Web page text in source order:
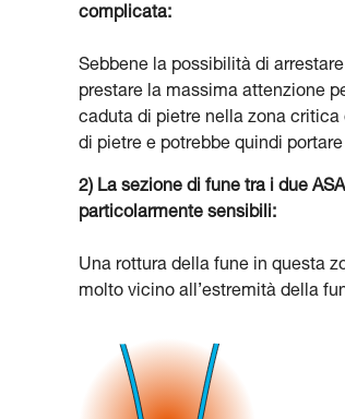
complicata:
Sebbene la possibilità di
prestare la massima attenzione
caduta di pietre nella zona
di pietre e potrebbe quindi
2) La sezione di fune tra i due
particolarmente sensibili:
Una rottura della fune in questa
molto vicino all’estremità della